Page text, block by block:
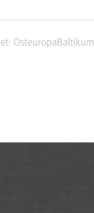
OsteuropaBaltikum